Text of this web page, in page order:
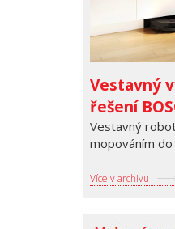
Vestavný
řešení
Vestavný
mopováním do
Více v archivu